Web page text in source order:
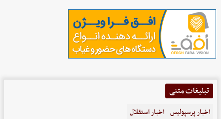
تبلیغات متنی
اخبار پرسپولیس اخبار استقلال